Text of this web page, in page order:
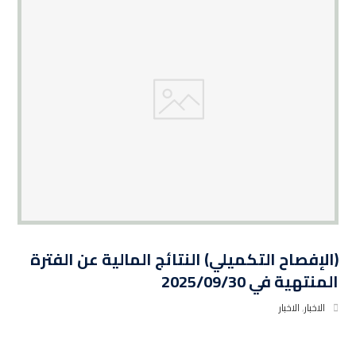
(الإفصاح التكميلي) النتائج المالية عن الفترة
المنتهية في 2025/09/30
الاخبار,الاخبار